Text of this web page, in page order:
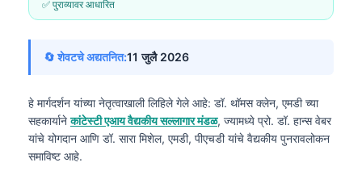
✅ पुराव्यावर आधारित
🔄 शेवटचे अद्यतनित:11 जुलै 2026
हे मार्गदर्शन यांच्या नेतृत्वाखाली लिहिले गेले आहे: डॉ. थॉमस क्लेन, एमडीच्या
सहकार्यानेकांटेस्टी एआय वैद्यकीय सल्लागार मंडळ, ज्यामध्ये प्रो. डॉ. हान्स वेबर
यांचे योगदान आणि डॉ. सारा मिशेल, एमडी, पीएचडी यांचे वैद्यकीय पुनरावलोकन
समाविष्ट आहे.